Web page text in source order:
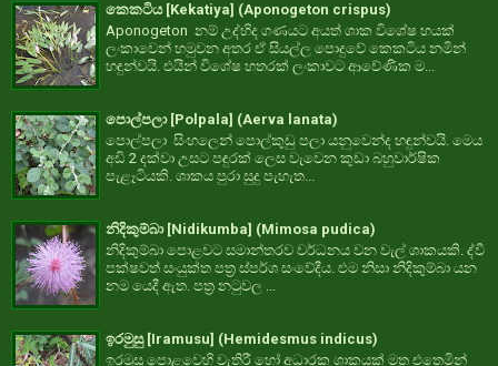
කෙකටිය [Kekatiya] (Aponogeton crispus)
Aponogeton නම් උද්භිද ගණයට අයත් ශාක විශේෂ හයක්
ලංකාවෙන් හමුවන අතර ඒ සියල්ල පොදුවේ කෙකටිය නමින්
හඳුන්වයි. එයින් විශේෂ හතරක් ලංකාවට ආවේණික ම...
පොල්පලා [Polpala] (Aerva lanata)
පොල්පලා සිංහලෙන් පොල්කුඩු පලා යනුවෙන්ද හඳුන්වයි. මෙය
අඩි 2 දක්වා උසට පඳුරක් ලෙස වැවෙන කුඩා බහුවාර්ෂික
පැළෑටියකි. ශාකය පුරා සුදු පැහැත...
නිදිකුම්බා [Nidikumba] (Mimosa pudica)
නිදිකුම්බා පොළවට සමාන්තරව වර්ධනය වන වැල් ශාකයකි. ද්වී
පක්ෂවත් සංයුක්ත පත්‍ර ස්පර්ශ සංවේදීය. එම නිසා නිදිකුම්බා යන
නම යෙදී ඇත. පත්‍ර නටුවල ...
ඉරමුසු [Iramusu] (Hemidesmus indicus)
ඉරමුසු පොළවෙහි වැතිරී හෝ අධාරක ශාකයක් මත එතෙමින්